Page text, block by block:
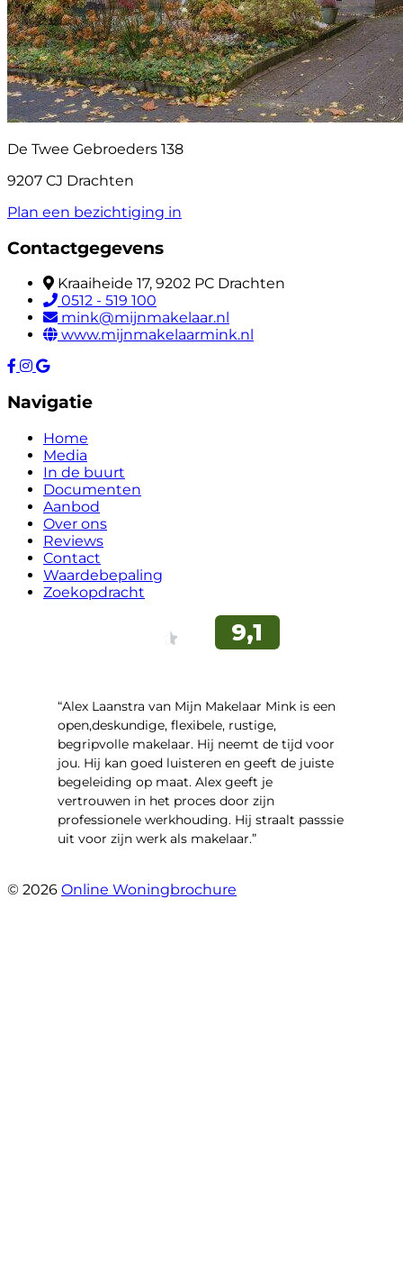
De Twee Gebroeders 138
9207 CJ Drachten
Plan een bezichtiging in
Contactgegevens
Kraaiheide 17, 9202 PC Drachten
0512 - 519 100
mink@mijnmakelaar.nl
www.mijnmakelaarmink.nl
Navigatie
Home
Media
In de buurt
Documenten
Aanbod
Over ons
Reviews
Contact
Waardebepaling
Zoekopdracht
“Alex Laanstra van Mijn Makelaar Mink is een
open,deskundige, flexibele, rustige,
begripvolle makelaar. Hij neemt de tijd voor
jou. Hij kan goed luisteren en geeft de juiste
begeleiding op maat. Alex geeft je
vertrouwen in het proces door zijn
professionele werkhouding. Hij straalt passsie
uit voor zijn werk als makelaar.”
© 2026 Online Woningbrochure